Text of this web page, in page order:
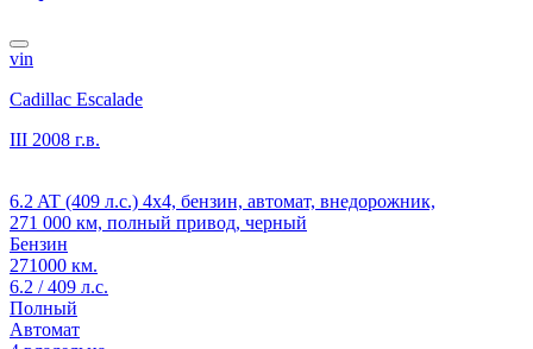
vin
Cadillac Escalade
III 2008 г.в.
6.2 AT (409 л.с.) 4x4, бензин, автомат, внедорожник,
271 000 км, полный привод, черный
Бензин
271000 км.
6.2 / 409 л.с.
Полный
Автомат